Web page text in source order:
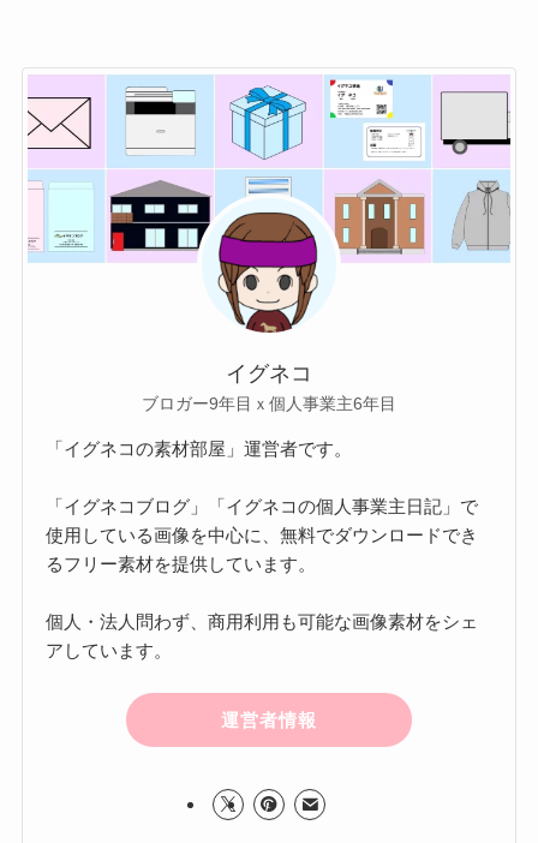
イグネコ
ブロガー9年目ｘ個人事業主6年目
「イグネコの素材部屋」運営者です。
「イグネコブログ」「イグネコの個人事業主日記」で
使用している画像を中心に、無料でダウンロードでき
るフリー素材を提供しています。
個人・法人問わず、商用利用も可能な画像素材をシェ
アしています。
運営者情報